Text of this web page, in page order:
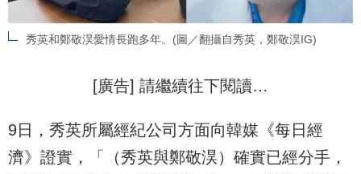
秀英和鄭敬淏愛情長跑多年。(圖／翻攝自秀英，鄭敬淏IG)
[廣告] 請繼續往下閱讀…
9日，秀英所屬經紀公司方面向韓媒《每日經
濟》證實，「（秀英與鄭敬淏）確實已經分手，